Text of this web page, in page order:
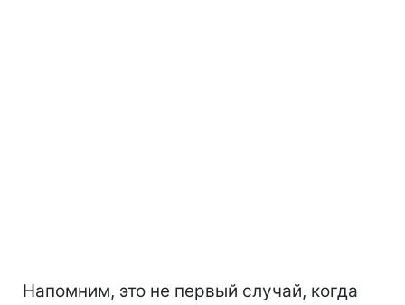
Напомним, это не первый случай, когда